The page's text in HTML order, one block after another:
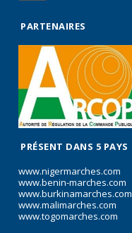
PARTENAIRES
PRÉSENT DANS 5 PAYS
www.nigermarches.com
www.benin-marches.com
www.burkinamarches.com
www.malimarches.com
www.togomarches.com